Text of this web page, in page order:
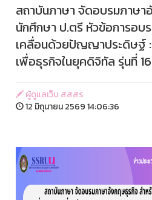
สถาบันภาษา จัดอบรมภาษา
นักศึกษา ป.ตรี หัวข้อการอบ
เคลื่อนด้วยปัญญาประดิษฐ์
เพื่อธุรกิจในยุคดิจิทัล รุ่นที่
ผู้ดูแลเว็บ สสสร
12 มิถุนายน 2569 14:06:36